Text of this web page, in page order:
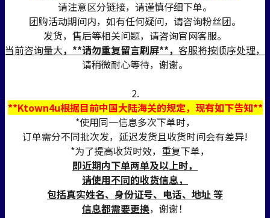
请注意区分链接，请谨慎仔细下单。
团购活动期间内，如有任何疑问，请咨询粉丝团。
发货，售后等相关问题，请咨询官网客服。
当前咨询量大，**请勿重复留言刷屏**， 客服将按顺序处理，
请稍微耐心等待，谢谢。
2.
**Ktown4u根据目前中国大陆海关的规定，现有如下告知**
*使用同一信息多次下单时，
订单需分不同批次发，延迟发货且收货时间会有差异!
*为了提高收货时效，重复下单，
即近期内下单两单及以上时，
请使用不同的收货信息，
包括真实姓名、身份证号、电话、地址 等
信息都需要更换，谢谢！